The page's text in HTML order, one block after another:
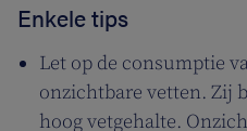
Enkele tips
Let op de consumptie
onzichtbare vetten. Zij
hoog vetgehalte.